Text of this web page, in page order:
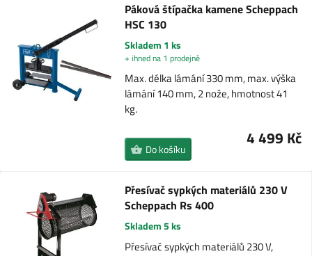
Páková štípačka kamene Scheppach
HSC 130
Skladem 1 ks
+ ihned na 1 prodejně
Max. délka lámání 330 mm, max. výška
lámání 140 mm, 2 nože, hmotnost 41
kg.
4 499 Kč
Do košíku
Přesívač sypkých materiálů 230 V
Scheppach Rs 400
Skladem 5 ks
Přesívač sypkých materiálů 230 V,